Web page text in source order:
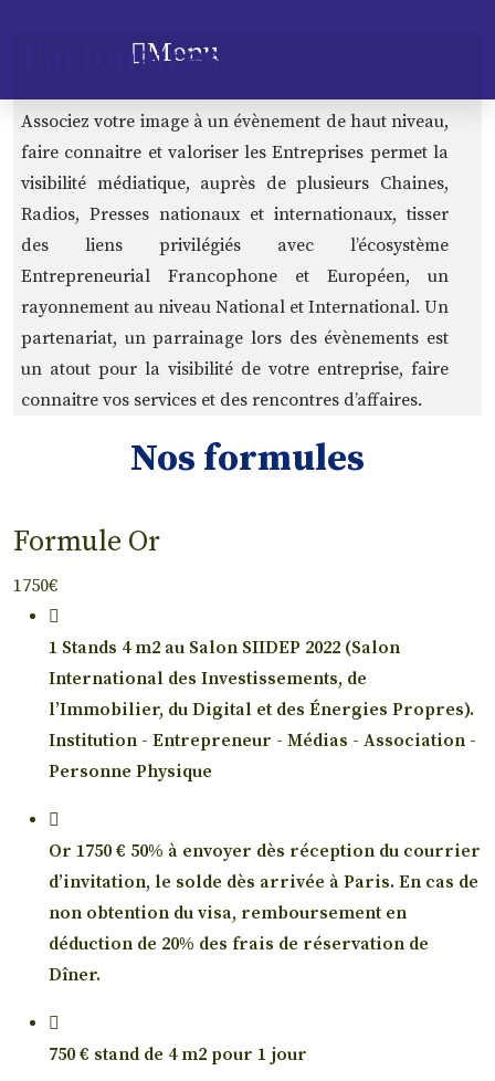
Menu
Partenaires
Associez votre image à un évènement de haut niveau,
faire connaitre et valoriser les Entreprises permet la
visibilité médiatique, auprès de plusieurs Chaines,
Radios, Presses nationaux et internationaux, tisser
des liens privilégiés avec l’écosystème
Entrepreneurial Francophone et Européen, un
rayonnement au niveau National et International. Un
partenariat, un parrainage lors des évènements est
un atout pour la visibilité de votre entreprise, faire
connaitre vos services et des rencontres d’affaires.
Nos formules
Formule Or
1750€
1 Stands 4 m2 au Salon SIIDEP 2022 (Salon
International des Investissements, de
l’Immobilier, du Digital et des Énergies Propres).
Institution - Entrepreneur - Médias - Association -
Personne Physique
Or 1750 € 50% à envoyer dès réception du courrier
d’invitation, le solde dès arrivée à Paris. En cas de
non obtention du visa, remboursement en
déduction de 20% des frais de réservation de
Dîner.
750 € stand de 4 m2 pour 1 jour